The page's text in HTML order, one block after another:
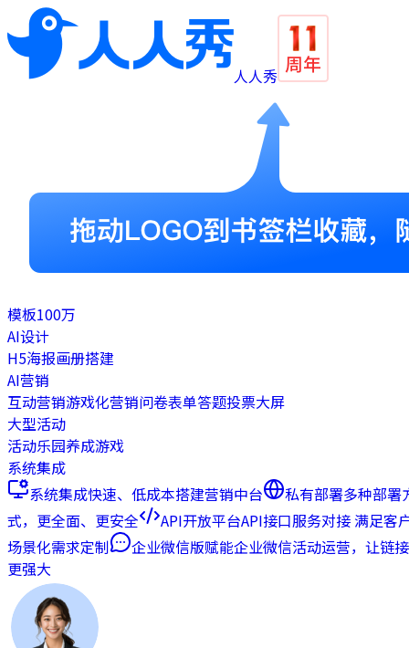
人人秀
模板100万
AI设计
H5海报画册搭建
AI营销
互动营销游戏化营销问卷表单答题投票大屏
大型活动
活动乐园养成游戏
系统集成
系统集成快速、低成本搭建营销中台 私有部署多种部署
式，更全面、更安全
API开放平台API接口服务对接 满足客
场景化需求定制
企业微信版赋能企业微信活动运营，让链接
更强大